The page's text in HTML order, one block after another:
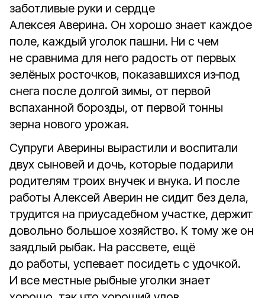
заботливые руки и сердце
Алексея Аверина. Он хорошо знает каждое
поле, каждый уголок пашни. Ни с чем
не сравнима для него радость от первых
зелёных росточков, показавшихся из‑под
снега после долгой зимы, от первой
вспаханной борозды, от первой тонны
зерна нового урожая.
Супруги Аверины вырастили и воспитали
двух сыновей и дочь, которые подарили
родителям троих внучек и внука. И после
работы Алексей Аверин не сидит без дела,
трудится на приусадебном участке, держит
довольно большое хозяйство. К тому же он
заядлый рыбак. На рассвете, ещё
до работы, успевает посидеть с удочкой.
И все местные рыбные уголки знает